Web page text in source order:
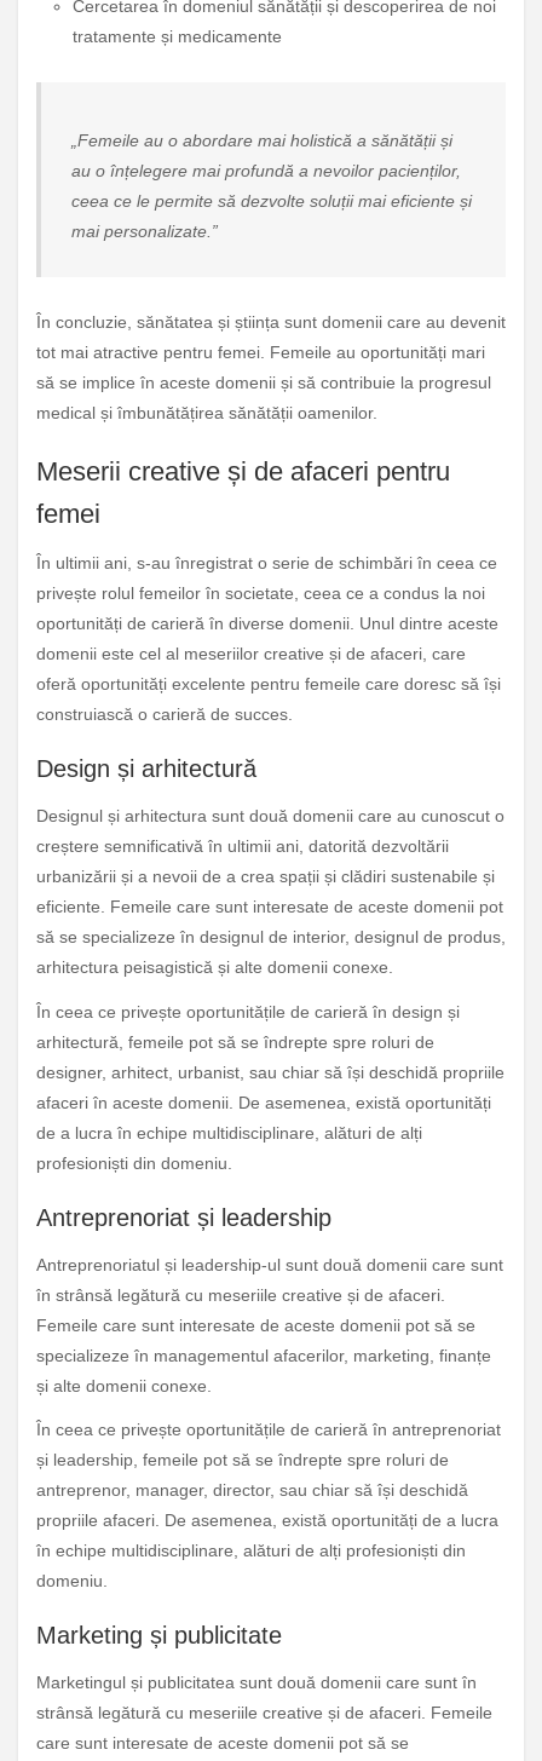
Cercetarea în domeniul sănătății și descoperirea de noi
tratamente și medicamente
„Femeile au o abordare mai holistică a sănătății și
au o înțelegere mai profundă a nevoilor pacienților,
ceea ce le permite să dezvolte soluții mai eficiente și
mai personalizate.”
În concluzie, sănătatea și știința sunt domenii care au devenit
tot mai atractive pentru femei. Femeile au oportunități mari
să se implice în aceste domenii și să contribuie la progresul
medical și îmbunătățirea sănătății oamenilor.
Meserii creative și de afaceri pentru
femei
În ultimii ani, s-au înregistrat o serie de schimbări în ceea ce
privește rolul femeilor în societate, ceea ce a condus la noi
oportunități de carieră în diverse domenii. Unul dintre aceste
domenii este cel al meseriilor creative și de afaceri, care
oferă oportunități excelente pentru femeile care doresc să își
construiască o carieră de succes.
Design și arhitectură
Designul și arhitectura sunt două domenii care au cunoscut o
creștere semnificativă în ultimii ani, datorită dezvoltării
urbanizării și a nevoii de a crea spații și clădiri sustenabile și
eficiente. Femeile care sunt interesate de aceste domenii pot
să se specializeze în designul de interior, designul de produs,
arhitectura peisagistică și alte domenii conexe.
În ceea ce privește oportunitățile de carieră în design și
arhitectură, femeile pot să se îndrepte spre roluri de
designer, arhitect, urbanist, sau chiar să își deschidă propriile
afaceri în aceste domenii. De asemenea, există oportunități
de a lucra în echipe multidisciplinare, alături de alți
profesioniști din domeniu.
Antreprenoriat și leadership
Antreprenoriatul și leadership-ul sunt două domenii care sunt
în strânsă legătură cu meseriile creative și de afaceri.
Femeile care sunt interesate de aceste domenii pot să se
specializeze în managementul afacerilor, marketing, finanțe
și alte domenii conexe.
În ceea ce privește oportunitățile de carieră în antreprenoriat
și leadership, femeile pot să se îndrepte spre roluri de
antreprenor, manager, director, sau chiar să își deschidă
propriile afaceri. De asemenea, există oportunități de a lucra
în echipe multidisciplinare, alături de alți profesioniști din
domeniu.
Marketing și publicitate
Marketingul și publicitatea sunt două domenii care sunt în
strânsă legătură cu meseriile creative și de afaceri. Femeile
care sunt interesate de aceste domenii pot să se